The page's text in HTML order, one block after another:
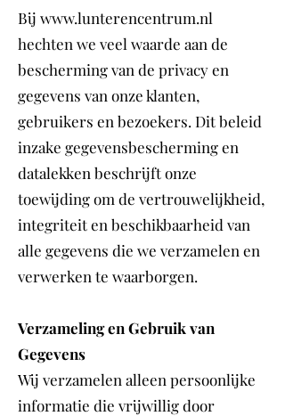
Bij www.lunterencentrum.nl
hechten we veel waarde aan de
bescherming van de privacy en
gegevens van onze klanten,
gebruikers en bezoekers. Dit beleid
inzake gegevensbescherming en
datalekken beschrijft onze
toewijding om de vertrouwelijkheid,
integriteit en beschikbaarheid van
alle gegevens die we verzamelen en
verwerken te waarborgen.
Verzameling en Gebruik van
Gegevens
Wij verzamelen alleen persoonlijke
informatie die vrijwillig door